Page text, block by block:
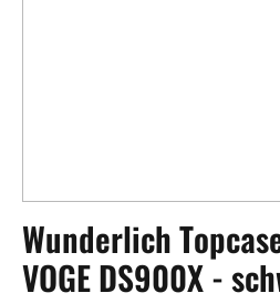
Wunderlich
VOGE DS900X -